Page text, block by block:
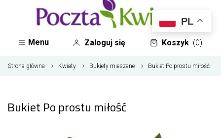
Menu Zaloguj się Koszyk (0)
Strona główna Kwiaty Bukiety mieszane Bukiet Po prostu miłość
Bukiet Po prostu miłość
PL